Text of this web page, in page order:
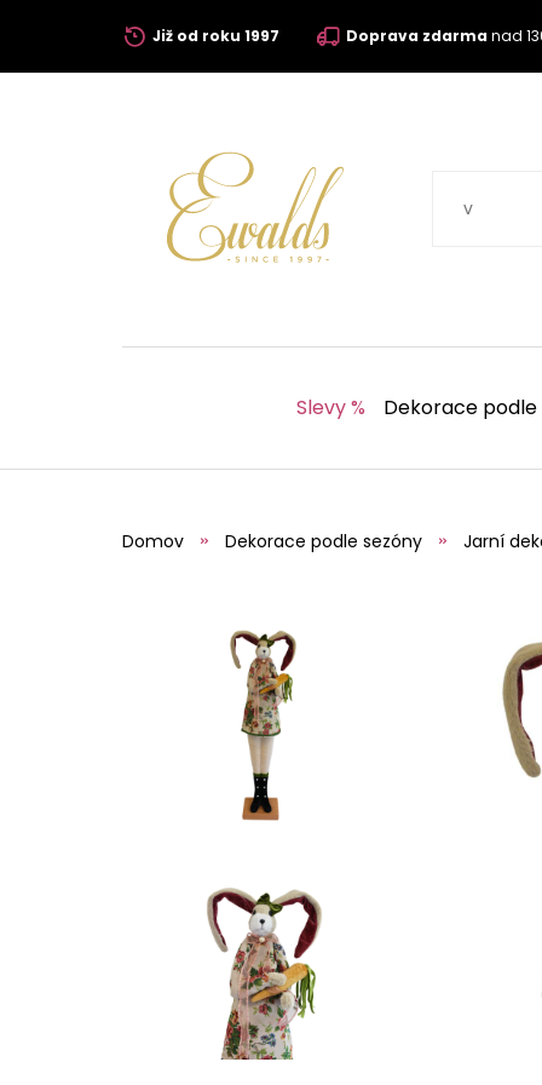
Již od roku 1997 Doprava zdarmanad
Slevy % Dekorace podle
Domov Dekorace podle sezóny Jarní